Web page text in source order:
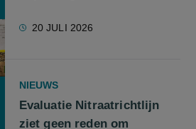
20 JULI 2026
NIEUWS
Evaluatie Nitraatrichtlijn
ziet geen reden om